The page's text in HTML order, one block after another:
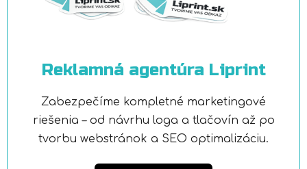
Reklamná agentúra Liprint
Zabezpečíme kompletné marketingové
riešenia – od návrhu loga a tlačovín až po
tvorbu webstránok a SEO optimalizáciu.